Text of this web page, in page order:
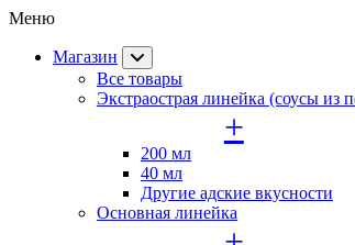
Меню
Магазин
Все товары
Экстраострая линейка (соусы из
+
200 мл
40 мл
Другие адские вкусности
Основная линейка